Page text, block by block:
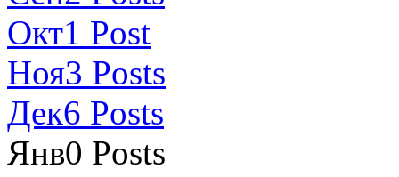
Окт1 Post
Ноя3 Posts
Дек6 Posts
Янв0 Posts